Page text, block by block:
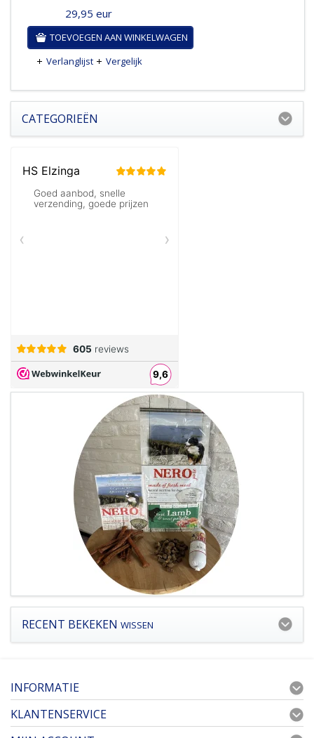
29,95eur
TOEVOEGEN AAN WINKELWAGEN
Verlanglijst
Vergelijk
CATEGORIEËN
RECENT BEKEKEN WISSEN
INFORMATIE
KLANTENSERVICE